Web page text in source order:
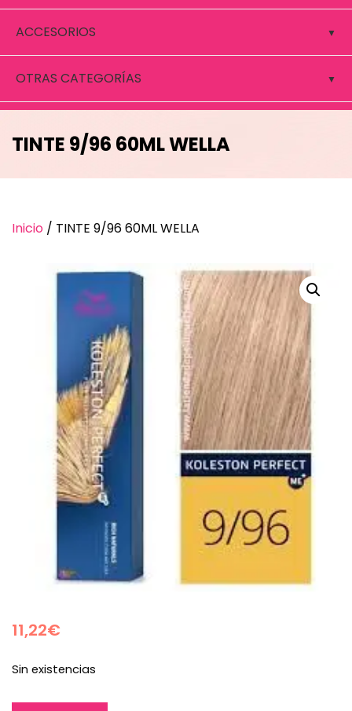
ACCESORIOS
OTRAS CATEGORÍAS
TINTE 9/96 60ML WELLA
Inicio / TINTE 9/96 60ML WELLA
11,22€
Sin existencias